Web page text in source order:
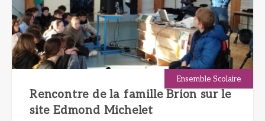
Ensemble Scolaire
Rencontre de la famille Brion sur le
site Edmond Michelet